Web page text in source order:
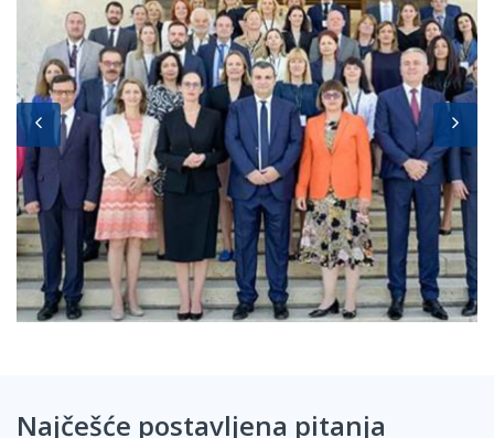
Najčešće postavljena pitanja